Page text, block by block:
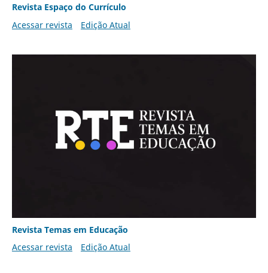
Revista Espaço do Currículo
Acessar revista
Edição Atual
Revista Temas em Educação
Acessar revista
Edição Atual